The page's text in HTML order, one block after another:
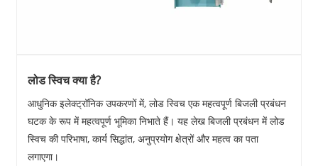
लोड स्विच क्या है?
आधुनिक इलेक्ट्रॉनिक उपकरणों में, लोड स्विच एक महत्वपूर्ण बिजली प्रबंधन
घटक के रूप में महत्वपूर्ण भूमिका निभाते हैं। यह लेख बिजली प्रबंधन में लोड
स्विच की परिभाषा, कार्य सिद्धांत, अनुप्रयोग क्षेत्रों और महत्व का पता
लगाएगा।